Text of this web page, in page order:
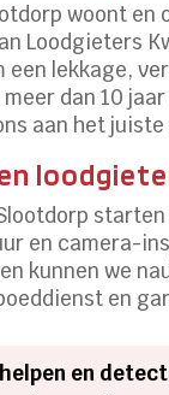
woont
Loodgieters
een lekkage,
dan 10
aan het
en camera-
kunnen we
en
en